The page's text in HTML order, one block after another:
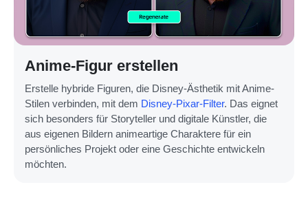
Anime-Figur erstellen
Erstelle hybride Figuren, die Disney-Ästhetik mit Anime-
Stilen verbinden, mit dem Disney-Pixar-Filter. Das eignet
sich besonders für Storyteller und digitale Künstler, die
aus eigenen Bildern animeartige Charaktere für ein
persönliches Projekt oder eine Geschichte entwickeln
möchten.